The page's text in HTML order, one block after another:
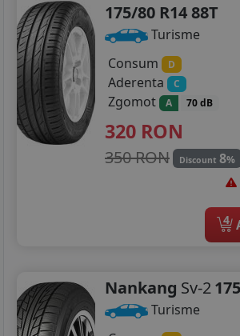
215/50R18
225/40R18
235/45R18
235/55R18
225/35R19
175/80 R14 88T
Turisme
Consum
D
Aderenta C
Zgomot A 70 dB
320 RON
350 RON Discount 8%
4
Nankang Sv-2
Turisme